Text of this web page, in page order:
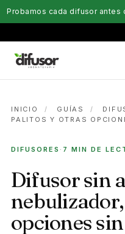
Probamos cada difusor antes
INICIO / GUÍAS /
PALITOS Y OTRAS
DIFUSORES · 7 MIN DE
Difusor sin
opciones